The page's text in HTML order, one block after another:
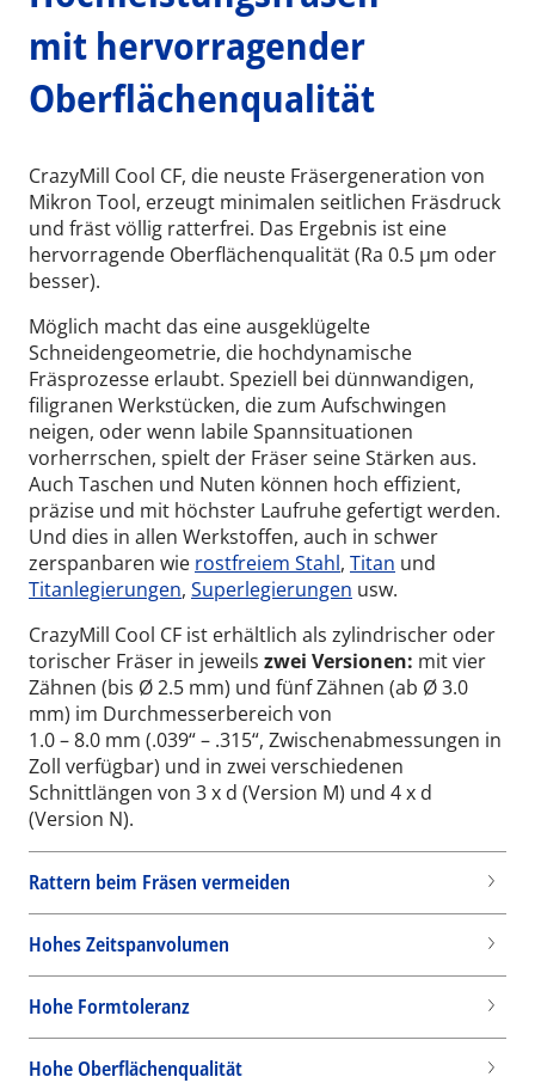
mit hervorragender
Oberflächenqualität
CrazyMill Cool CF, die neuste Fräsergeneration von
Mikron Tool, erzeugt minimalen seitlichen Fräsdruck
und fräst völlig ratterfrei. Das Ergebnis ist eine
hervorragende Oberflächenqualität (Ra 0.5 µm oder
besser).
Möglich macht das eine ausgeklügelte
Schneidengeometrie, die hochdynamische
Fräsprozesse erlaubt. Speziell bei dünnwandigen,
filigranen Werkstücken, die zum Aufschwingen
neigen, oder wenn labile Spannsituationen
vorherrschen, spielt der Fräser seine Stärken aus.
Auch Taschen und Nuten können hoch effizient,
präzise und mit höchster Laufruhe gefertigt werden.
Und dies in allen Werkstoffen, auch in schwer
zerspanbaren wie rostfreiem Stahl, Titan und
Titanlegierungen, Superlegierungen usw.
CrazyMill Cool CF ist erhältlich als zylindrischer oder
torischer Fräser in jeweils zwei Versionen: mit vier
Zähnen (bis Ø 2.5 mm) und fünf Zähnen (ab Ø 3.0
mm) im Durchmesserbereich von
1.0 – 8.0 mm (.039“ – .315“, Zwischenabmessungen in
Zoll verfügbar) und in zwei verschiedenen
Schnittlängen von 3 x d (Version M) und 4 x d
(Version N).
Rattern beim Fräsen vermeiden
Hohes Zeitspanvolumen
Hohe Formtoleranz
Hohe Oberflächenqualität